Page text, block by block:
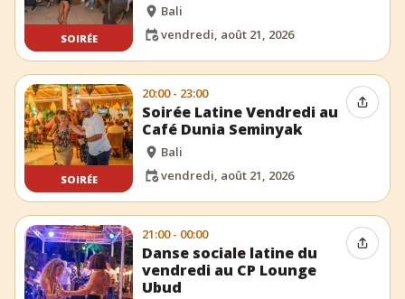
SOIRÉE
Bali
vendredi, août 21, 2026
SOIRÉE
20:00 - 23:00
Soirée Latine Vendredi au
Café Dunia Seminyak
Bali
vendredi, août 21, 2026
21:00 - 00:00
Danse sociale latine du
vendredi au CP Lounge
Ubud